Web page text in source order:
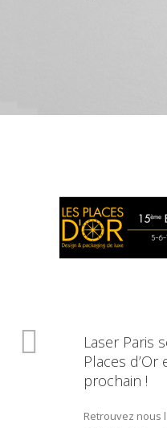
Laser Paris
Places
prochain !
Retrouvez nous